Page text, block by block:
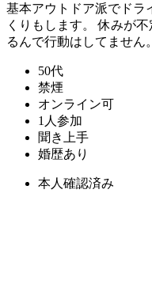
基本アウトドア派でドラ
くりもします。 休みが
るんで行動はしてません。
50代
禁煙
オンライン可
1人参加
聞き上手
婚歴あり
本人確認済み